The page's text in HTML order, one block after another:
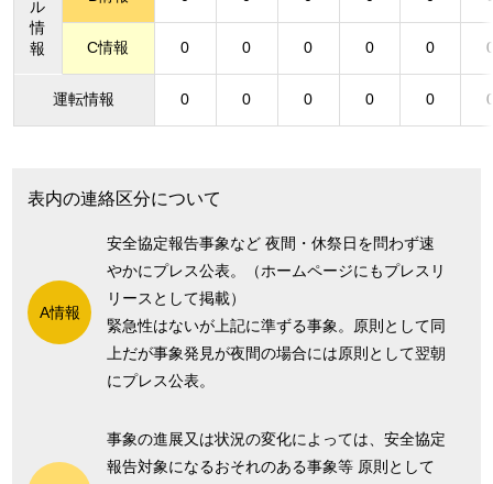
ル
情
報
C情報 0 0 0 0 0
運転情報 0 0 0 0 0
表内の連絡区分について
A情報
安全協定報告事象など 夜間・休祭日を問わず速
やかにプレス公表。（ホームページにもプレスリ
リースとして掲載）
緊急性はないが上記に準ずる事象。原則として同
上だが事象発見が夜間の場合には原則として翌朝
にプレス公表。
事象の進展又は状況の変化によっては、安全協定
報告対象になるおそれのある事象等 原則として